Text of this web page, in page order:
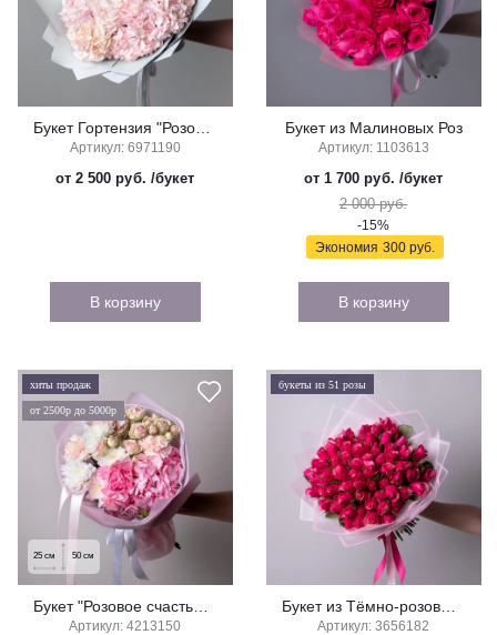
Артикул: 6971190
от 2 500 руб. /букет
В корзину
Букет из Малиновых Роз
Артикул: 1103613
от 1 700 руб. /букет
2 000 руб.
-15%
Экономия 300 руб.
В корзину
хиты продаж
от 2500р до 5000р
25 см 50 см
Артикул: 4213150
букеты из 51 розы
Артикул: 3656182